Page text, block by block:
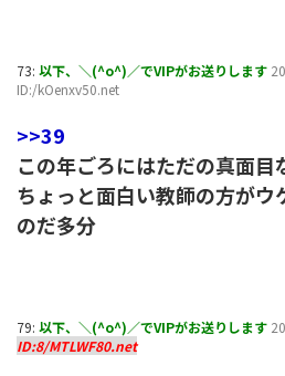
73: 以下、＼(^o^)／でVIPがお送りします
ID:/kOenxv50.net
>>39
この年ごろにはただの真面目
ちょっと面白い教師の方がウ
のだ多分
79: 以下、＼(^o^)／でVIPがお送りします
ID:8/MTLWF80.net